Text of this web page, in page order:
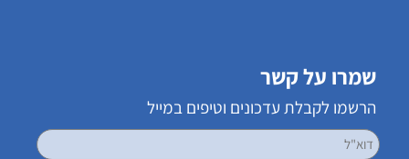
שמרו על קשר
הרשמו לקבלת עדכונים וטיפים במייל